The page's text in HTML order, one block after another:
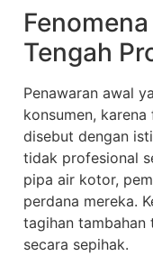
Tengah
Penawaran awal
konsumen,
disebut dengan
tidak profesional
pipa air kotor,
perdana mereka.
tagihan
secara sepihak.